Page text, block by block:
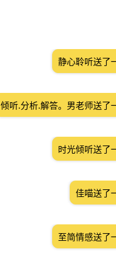
静心聆听送了
倾听.分析.解答。男老师送了
时光倾听送了
佳喵送了
至简情感送了